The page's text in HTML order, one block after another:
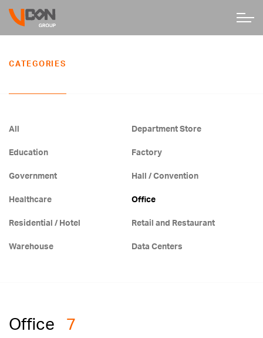
CATEGORIES
All Department Store
Education Factory
Government Hall / Convention
Healthcare Office
Residential / Hotel Retail and Restaurant
Warehouse Data Centers
Office 7